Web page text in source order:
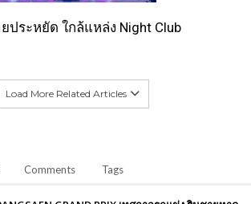
ประหยัด ใกล้แหล่ง Night Club
Load More Related Articles
Comments Tags